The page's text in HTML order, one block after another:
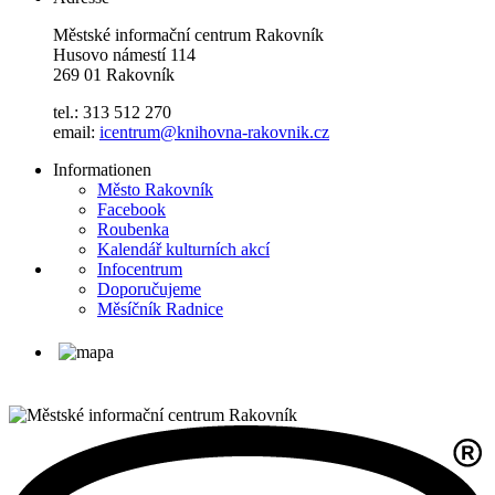
Městské informační centrum Rakovník
Husovo námestí 114
269 01 Rakovník
tel.: 313 512 270
email: icentrum@knihovna-rakovnik.cz
Informationen
Město Rakovník
Facebook
Roubenka
Kalendář kulturních akcí
Infocentrum
Doporučujeme
Měsíčník Radnice